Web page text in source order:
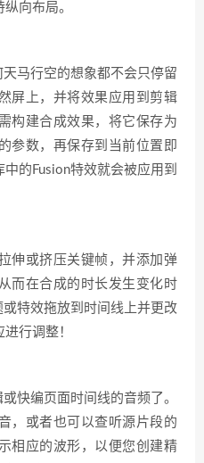
向布局。
马行空的想象都不会只停留
屏上，并将效果应用到剪辑
构建合成效果，将它保存为
参数，再保存到当前位置即
的Fusion特效就会被应用到
伸或挤压关键帧，并添加弹
而在合成的时长发生变化时
特效拖放到时间线上并更改
行调整！
快编页面时间线的音频了。
，或者也可以查听源片段的
相应的波形，以便您创建精